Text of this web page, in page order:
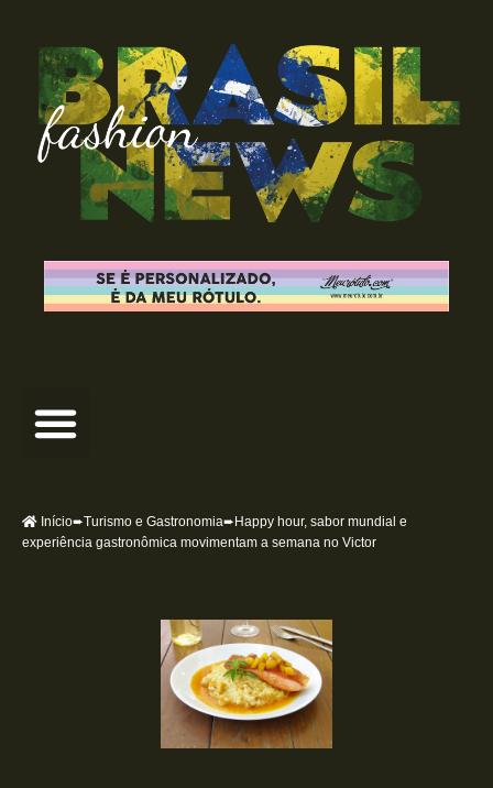
Início➨Turismo e Gastronomia➨Happy hour, sabor mundial e
experiência gastronômica movimentam a semana no Victor